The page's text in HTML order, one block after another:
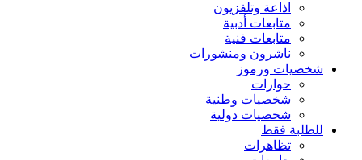
اذاعة وتلفزيون
متابعات أدبية
متابعات فنية
ناشرون ومنشورات
شخصيات ورموز
حوارات
شخصيات وطنية
شخصيات دولية
للطلبة فقط
تظاهرات